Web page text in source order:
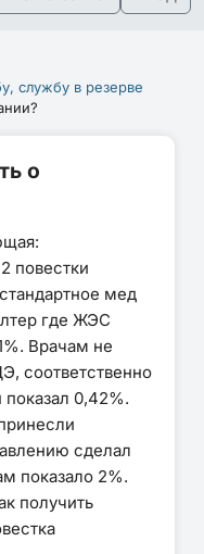
службу в резерве
о
повестки
мед
где ЖЭС
Врачам не
соответственно
0,42%.
сделал
показало 2%.
получить